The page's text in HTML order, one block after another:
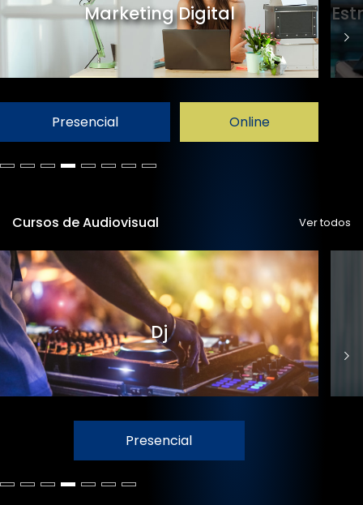
Marketing Digital
Presencial Online
Cursos de Audiovisual Ver todos
Dj
Presencial